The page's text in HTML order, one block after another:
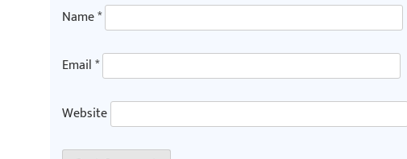
Name*
Email*
Website